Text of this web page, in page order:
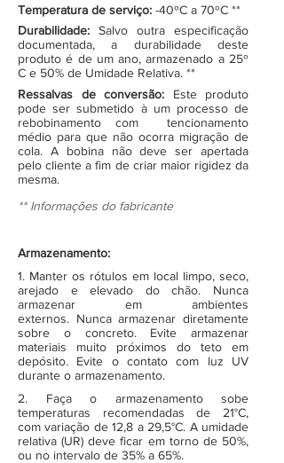
Temperatura de serviço: -40ºC a 70ºC **
Durabilidade: Salvo outra especificação
documentada, a durabilidade deste
produto é de um ano, armazenado a 25º
C e 50% de Umidade Relativa. **
Ressalvas de conversão: Este produto
pode ser submetido à um processo de
rebobinamento com tencionamento
médio para que não ocorra migração de
cola. A bobina não deve ser apertada
pelo cliente a fim de criar maior rigidez da
mesma.
** Informações do fabricante
Armazenamento:
1. Manter os rótulos em local limpo, seco,
arejado e elevado do chão. Nunca
armazenar em ambientes
externos. Nunca armazenar diretamente
sobre o concreto. Evite armazenar
materiais muito próximos do teto em
depósito. Evite o contato com luz UV
durante o armazenamento.
2. Faça o armazenamento sobe
temperaturas recomendadas de 21°C,
com variação de 12,8 a 29,5°C. A umidade
relativa (UR) deve ficar em torno de 50%,
ou no intervalo de 35% a 65%.